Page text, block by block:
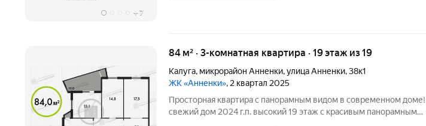
+ 7
84 м² · 3-комнатная квартира · 19 этаж из 19
Калуга, микрорайон Анненки,улица Анненки,38к1
ЖК «Анненки», 2 квартал 2025
Просторная квартира с панорамным видом в современном доме!
свежий дом 2024 г.п. высокий 19 этаж с красивым панорамным